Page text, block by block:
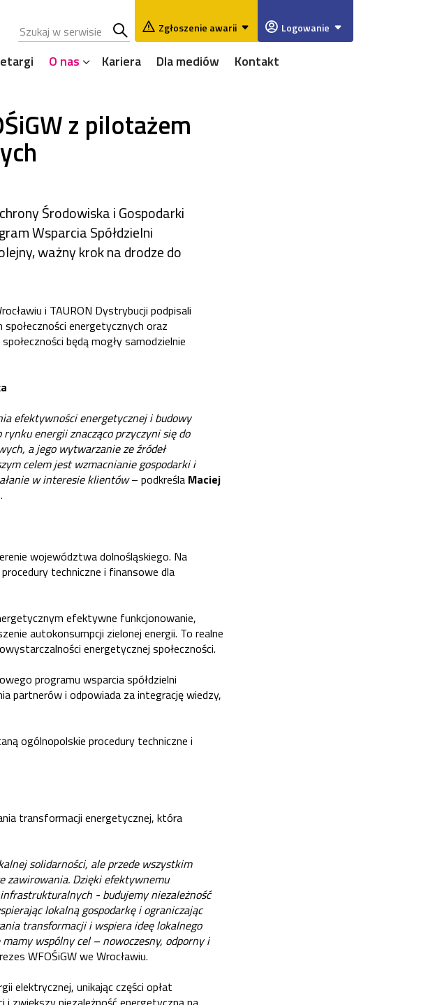
Zgłoszenie awarii Logowanie
O nas Kariera Dla mediów Kontakt
z pilotażem
Środowiska i Gospodarki
Wsparcia Spółdzielni
ważny krok na drodze do
i TAURON Dystrybucji podpisali
energetycznych oraz
będą mogły samodzielnie
efektywności energetycznej i budowy
energii znacząco przyczyni się do
a jego wytwarzanie ze źródeł
celem jest wzmacnianie gospodarki i
w interesie klientów– podkreśla Maciej
województwa dolnośląskiego. Na
techniczne i finansowe dla
efektywne funkcjonowanie,
autokonsumpcji zielonej energii. To realne
energetycznej społeczności.
programu wsparcia spółdzielni
partnerów i odpowiada za integrację wiedzy,
ogólnopolskie procedury techniczne i
transformacji energetycznej, która
solidarności, ale przede wszystkim
zawirowania. Dzięki efektywnemu
- budujemy niezależność
lokalną gospodarkę i ograniczając
transformacji i wspiera ideę lokalnego
wspólny cel – nowoczesny, odporny i
WFOŚiGW we Wrocławiu.
elektrycznej, unikając części opłat